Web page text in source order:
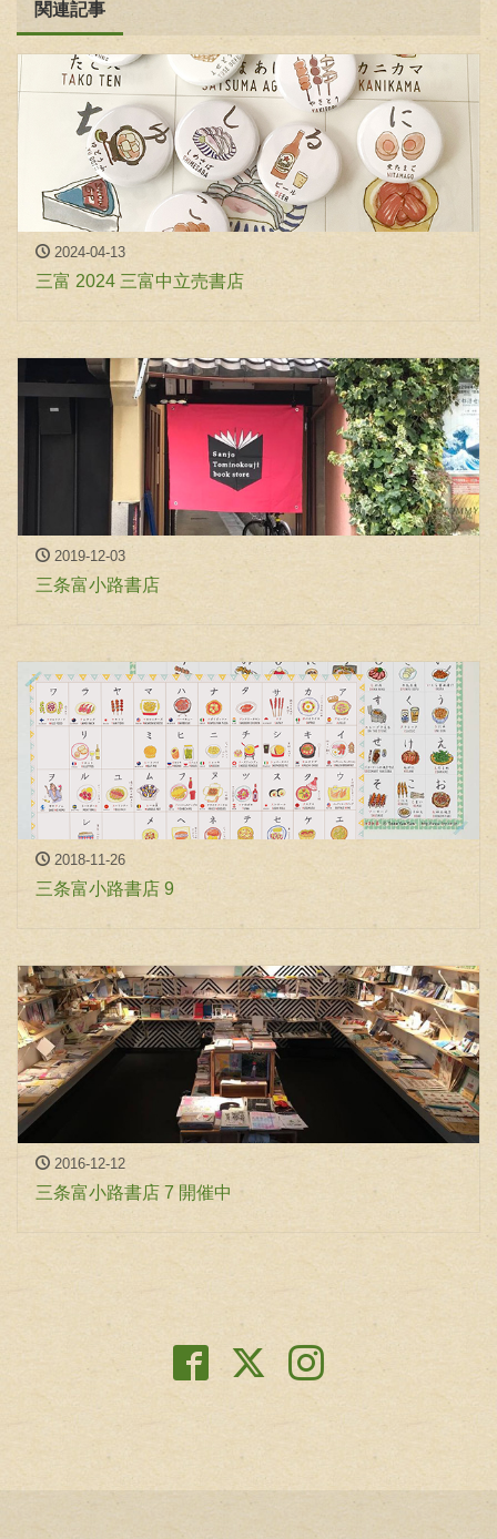
関連記事
2024-04-13
三富 2024 三富中立売書店
2019-12-03
三条富小路書店
2018-11-26
三条富小路書店 9
2016-12-12
三条富小路書店 7 開催中